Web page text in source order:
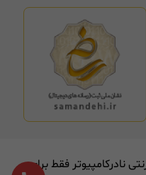
نادرکامپیوتر فقط برای